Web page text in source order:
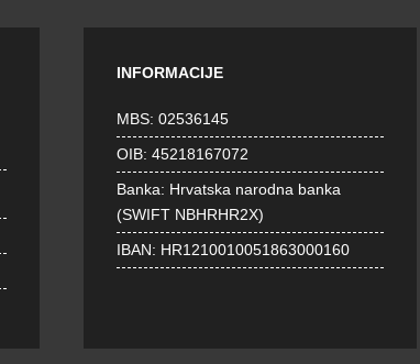
INFORMACIJE
MBS: 02536145
OIB: 45218167072
Banka: Hrvatska narodna banka
(SWIFT NBHRHR2X)
IBAN: HR1210010051863000160